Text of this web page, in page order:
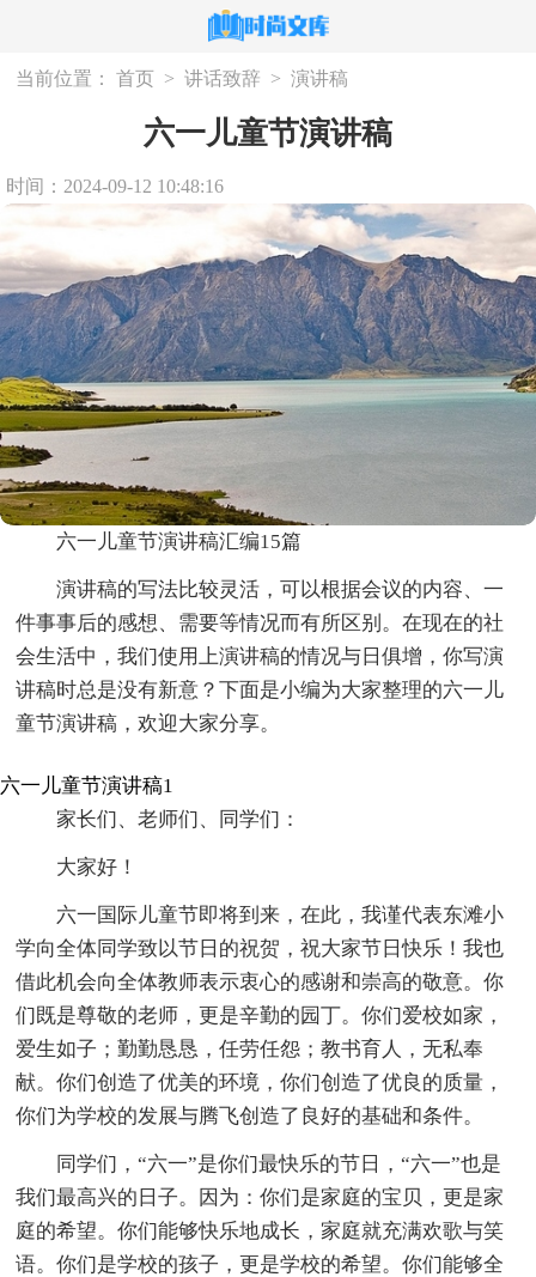
当前位置： 首页 > 讲话致辞 > 演讲稿
六一儿童节演讲稿
时间：2024-09-12 10:48:16
六一儿童节演讲稿汇编15篇
演讲稿的写法比较灵活，可以根据会议的内容、一
件事事后的感想、需要等情况而有所区别。在现在的社
会生活中，我们使用上演讲稿的情况与日俱增，你写演
讲稿时总是没有新意？下面是小编为大家整理的六一儿
童节演讲稿，欢迎大家分享。
六一儿童节演讲稿1
家长们、老师们、同学们：
大家好！
六一国际儿童节即将到来，在此，我谨代表东滩小
学向全体同学致以节日的祝贺，祝大家节日快乐！我也
借此机会向全体教师表示衷心的感谢和崇高的敬意。你
们既是尊敬的老师，更是辛勤的园丁。你们爱校如家，
爱生如子；勤勤恳恳，任劳任怨；教书育人，无私奉
献。你们创造了优美的环境，你们创造了优良的质量，
你们为学校的发展与腾飞创造了良好的基础和条件。
同学们，“六一”是你们最快乐的节日，“六一”也是
我们最高兴的日子。因为：你们是家庭的宝贝，更是家
庭的希望。你们能够快乐地成长，家庭就充满欢歌与笑
语。你们是学校的孩子，更是学校的希望。你们能够全